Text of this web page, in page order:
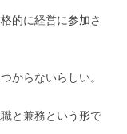
的に経営に参加さ
からないらしい。
と兼務という形で